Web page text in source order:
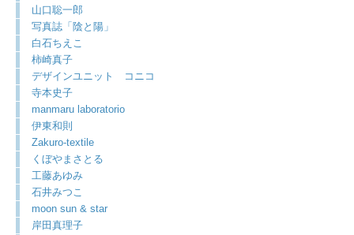
山口聡一郎
写真誌「陰と陽」
白石ちえこ
柿崎真子
デザインユニット コニコ
寺本史子
manmaru laboratorio
伊東和則
Zakuro-textile
くぼやまさとる
工藤あゆみ
石井みつこ
moon sun & star
岸田真理子